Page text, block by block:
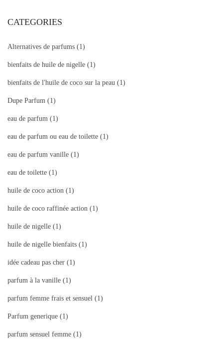
CATEGORIES
Alternatives de parfums (1)
bienfaits de huile de nigelle (1)
bienfaits de l'huile de coco sur la peau (1)
Dupe Parfum (1)
eau de parfum (1)
eau de parfum ou eau de toilette (1)
eau de parfum vanille (1)
eau de toilette (1)
huile de coco action (1)
huile de coco raffinée action (1)
huile de nigelle (1)
huile de nigelle bienfaits (1)
idée cadeau pas cher (1)
parfum à la vanille (1)
parfum femme frais et sensuel (1)
Parfum generique (1)
parfum sensuel femme (1)